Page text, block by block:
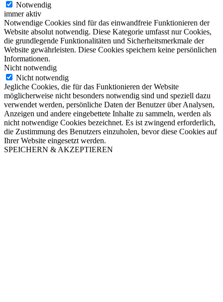
Notwendig
immer aktiv
Notwendige Cookies sind für das einwandfreie Funktionieren der
Website absolut notwendig. Diese Kategorie umfasst nur Cookies,
die grundlegende Funktionalitäten und Sicherheitsmerkmale der
Website gewährleisten. Diese Cookies speichern keine persönlichen
Informationen.
Nicht notwendig
Nicht notwendig
Jegliche Cookies, die für das Funktionieren der Website
möglicherweise nicht besonders notwendig sind und speziell dazu
verwendet werden, persönliche Daten der Benutzer über Analysen,
Anzeigen und andere eingebettete Inhalte zu sammeln, werden als
nicht notwendige Cookies bezeichnet. Es ist zwingend erforderlich,
die Zustimmung des Benutzers einzuholen, bevor diese Cookies auf
Ihrer Website eingesetzt werden.
SPEICHERN & AKZEPTIEREN